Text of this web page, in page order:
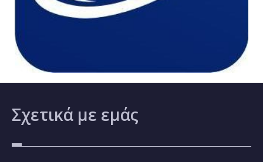
Σχετικά με εμάς